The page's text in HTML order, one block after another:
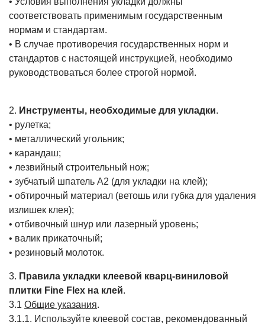
соответствовать применимым государственным
нормам и стандартам.
• В случае противоречия государственных норм и
стандартов с настоящей инструкцией, необходимо
руководствоваться более строгой нормой.
2. Инструменты, необходимые для укладки.
• рулетка;
• металлический угольник;
• карандаш;
• лезвийный строительный нож;
• зубчатый шпатель А2 (для укладки на клей);
• обтирочный материал (ветошь или губка для удаления
излишек клея);
• отбивочный шнур или лазерный уровень;
• валик прикаточный;
• резиновый молоток.
3. Правила укладки клеевой кварц-виниловой
плитки Fine Flex на клей.
3.1 Общие указания.
3.1.1. Используйте клеевой состав, рекомендованный